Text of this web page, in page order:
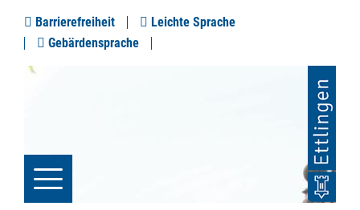
Barrierefreiheit
Leichte Sprache
Gebärdensprache